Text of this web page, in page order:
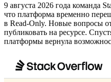
9 августа 2026 года команда
что платформа временно
в Read‑Only. Новые вопросы
публиковать на ресурсе.
платформы вернула